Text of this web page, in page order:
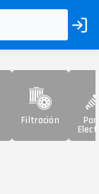
Filtración